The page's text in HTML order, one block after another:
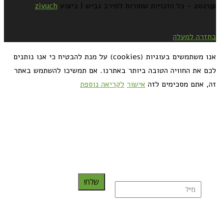
@2021 - כל הזכויות שמורות למירב גביש | ביצוע zivuch
בחזרה למעלה
אנו משתמשים בעוגיות (cookies) על מנת להבטיח כי אנו נותנים
לכם את החוויה הטובה ביותר באתרנו. אם תמשיכו להשתמש באתר
זה, אתם מסכימים לזה אישור לקריאה נוספת
שלח!